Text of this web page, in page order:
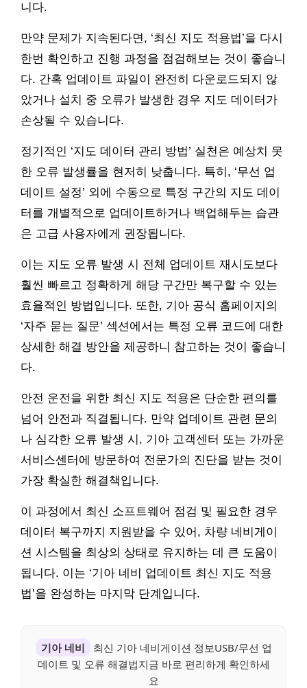
니다.
만약 문제가 지속된다면, ‘최신 지도 적용법’을 다시
한번 확인하고 진행 과정을 점검해보는 것이 좋습니
다. 간혹 업데이트 파일이 완전히 다운로드되지 않
았거나 설치 중 오류가 발생한 경우 지도 데이터가
손상될 수 있습니다.
정기적인 ‘지도 데이터 관리 방법’ 실천은 예상치 못
한 오류 발생률을 현저히 낮춥니다. 특히, ‘무선 업
데이트 설정’ 외에 수동으로 특정 구간의 지도 데이
터를 개별적으로 업데이트하거나 백업해두는 습관
은 고급 사용자에게 권장됩니다.
이는 지도 오류 발생 시 전체 업데이트 재시도보다
훨씬 빠르고 정확하게 해당 구간만 복구할 수 있는
효율적인 방법입니다. 또한, 기아 공식 홈페이지의
‘자주 묻는 질문’ 섹션에서는 특정 오류 코드에 대한
상세한 해결 방안을 제공하니 참고하는 것이 좋습니
다.
안전 운전을 위한 최신 지도 적용은 단순한 편의를
넘어 안전과 직결됩니다. 만약 업데이트 관련 문의
나 심각한 오류 발생 시, 기아 고객센터 또는 가까운
서비스센터에 방문하여 전문가의 진단을 받는 것이
가장 확실한 해결책입니다.
이 과정에서 최신 소프트웨어 점검 및 필요한 경우
데이터 복구까지 지원받을 수 있어, 차량 네비게이
션 시스템을 최상의 상태로 유지하는 데 큰 도움이
됩니다. 이는 ‘기아 네비 업데이트 최신 지도 적용
법’을 완성하는 마지막 단계입니다.
기아 네비
최신 기아 네비게이션 정보USB/무선 업
데이트 및 오류 해결법지금 바로 편리하게 확인하세
요